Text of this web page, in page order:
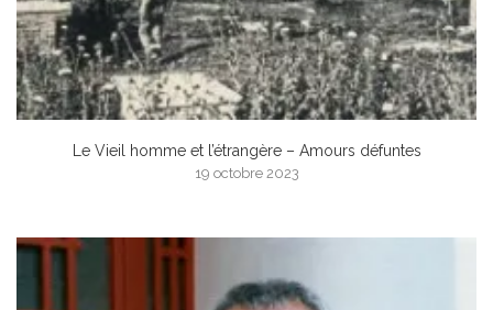
Le Vieil homme et l’étrangère – Amours défuntes
19 octobre 2023